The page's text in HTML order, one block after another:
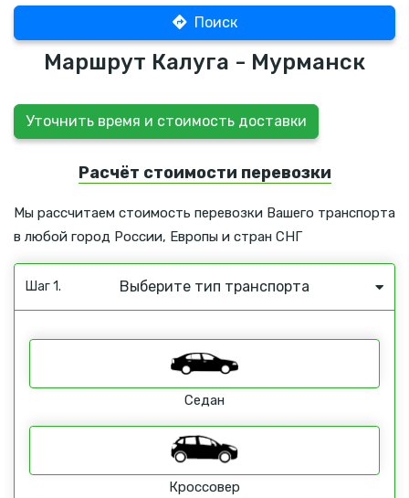
Поиск
Маршрут Калуга - Мурманск
Уточнить время и стоимость доставки
Расчёт стоимости перевозки
Мы рассчитаем стоимость перевозки Вашего транспорта
в любой город России, Европы и стран СНГ
Шаг 1. Выберите тип транспорта
Седан
Кроссовер